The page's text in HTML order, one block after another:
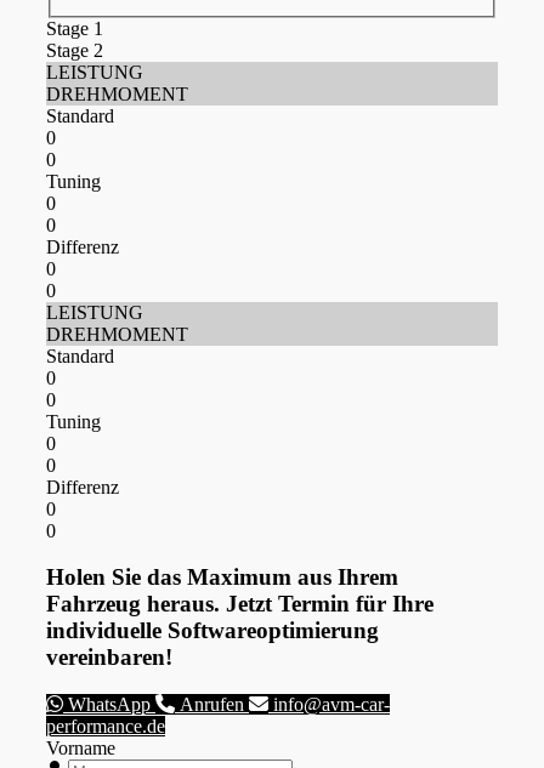
Stage 1
Stage 2
LEISTUNG
DREHMOMENT
Standard
0
0
Tuning
0
0
Differenz
0
0
LEISTUNG
DREHMOMENT
Standard
0
0
Tuning
0
0
Differenz
0
0
Holen Sie das Maximum aus Ihrem
Fahrzeug heraus. Jetzt Termin für Ihre
individuelle Softwareoptimierung
vereinbaren!
WhatsApp Anrufen
info@avm-car-
performance.de
Vorname